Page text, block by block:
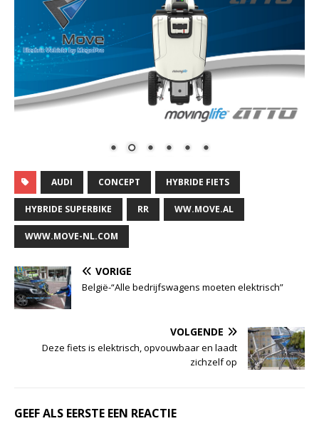
AUDI CONCEPT HYBRIDE FIETS
HYBRIDE SUPERBIKE RR WW.MOVE.AL
WWW.MOVE-NL.COM
VORIGE
België-“Alle bedrijfswagens moeten elektrisch”
VOLGENDE
Deze fiets is elektrisch, opvouwbaar en laadt
zichzelf op
GEEF ALS EERSTE EEN REACTIE